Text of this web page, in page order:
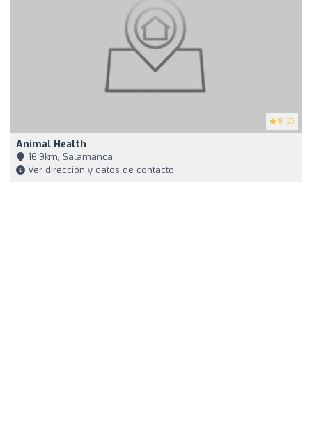
5 (2)
Animal Health
16,9km, Salamanca
Ver dirección y datos de contacto